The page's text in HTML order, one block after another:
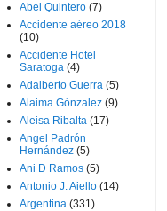
Abel Quintero (7)
Accidente aéreo 2018
(10)
Accidente Hotel
Saratoga (4)
Adalberto Guerra (5)
Alaima Gónzalez (9)
Aleisa Ribalta (17)
Angel Padrón
Hernández (5)
Ani D Ramos (5)
Antonio J. Aiello (14)
Argentina (331)